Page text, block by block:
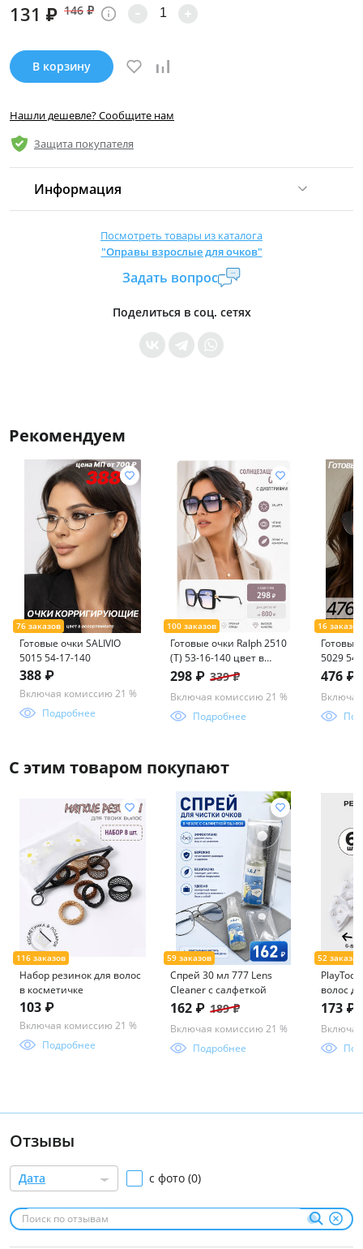
131 ₽ 146 ₽
В корзину
Нашли дешевле? Сообщите нам
Защита покупателя
Информация
Страна производитель:Китай
Уровень доступа:0
* Общие условия читайте в правилах сайта
Посмотреть товары из каталога
"Оправы взрослые для очков"
Задать вопрос
Поделиться в соц. сетях
Рекомендуем
Готовые очки SALIVIO
5015 54-17-140
388 ₽
Включая комиссию 21 %
Подробнее
Готовые очки Ralph 2510
(Т) 53-16-140 цвет в
ассорименте
298 ₽ 339 ₽
Включая комиссию 21 %
Подробнее
Готовые
5029
476 ₽
С этим товаром покупают
Набор резинок для волос
в косметичке
103 ₽
Включая комиссию 21 %
Подробнее
Спрей 30 мл 777 Lens
Cleaner с салфеткой
162 ₽ 189 ₽
Включая комиссию 21 %
Подробнее
волос
в
173 ₽
Отзывы
Дата с фото (0)